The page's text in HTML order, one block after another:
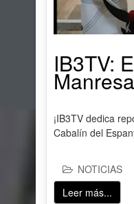
IB3TV:
¡IB3TV dedica
Cabalín del
NOTICIAS
Leer más...